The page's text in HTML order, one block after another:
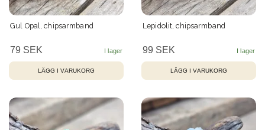
Gul Opal, chipsarmband
79 SEK
Lepidolit, chipsarmband
99 SEK